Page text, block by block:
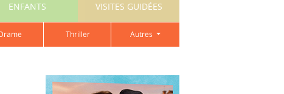
ENFANTS VISITES GUIDÉES
drame thriller autres